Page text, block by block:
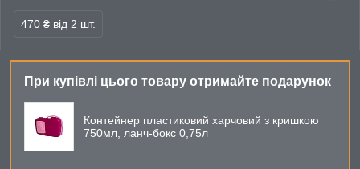
470 ₴ від 2 шт.
При купівлі цього товару отримайте подарунок
Контейнер пластиковий харчовий з кришкою
750мл, ланч-бокс 0,75л